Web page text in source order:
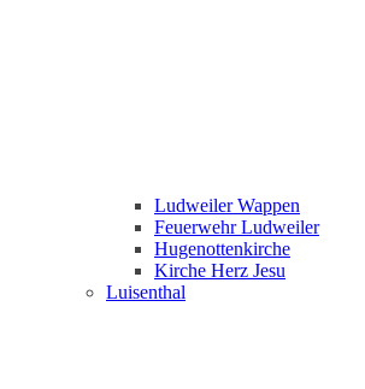
Ludweiler Wappen
Feuerwehr Ludweiler
Hugenottenkirche
Kirche Herz Jesu
Luisenthal